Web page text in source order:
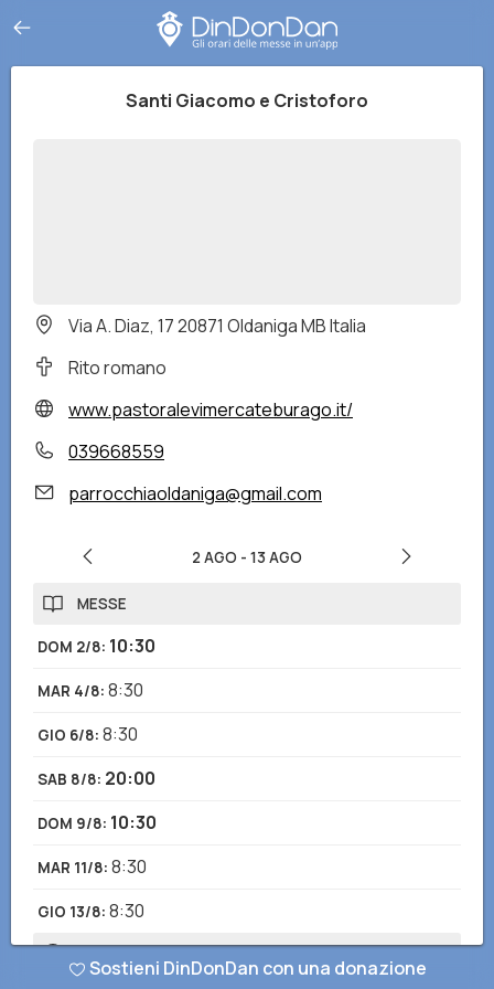
Santi Giacomo e Cristoforo
Via A. Diaz, 17 20871 Oldaniga MB Italia
Rito romano
www.pastoralevimercateburago.it/
039668559
parrocchiaoldaniga@gmail.com
2 AGO - 13 AGO
MESSE
DOM 2/8: 10:30
MAR 4/8: 8:30
GIO 6/8: 8:30
SAB 8/8: 20:00
DOM 9/8: 10:30
MAR 11/8: 8:30
GIO 13/8: 8:30
ORARI DI APERTURA
Sostieni DinDonDan con una donazione